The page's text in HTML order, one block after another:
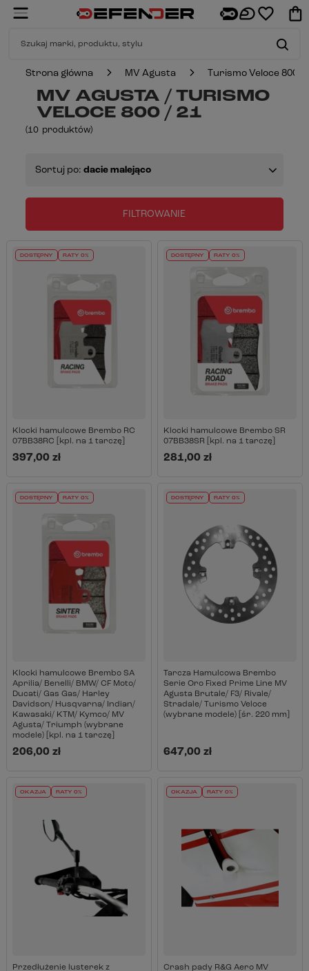
Strona główna MV Agusta Turismo Veloce 800
MV AGUSTA / TURISMO
VELOCE 800 / 21
(10 produktów)
Sortuj po: dacie malejąco
FILTROWANIE
DOSTĘPNY RATY 0%
Klocki hamulcowe Brembo RC
07BB38RC [kpl. na 1 tarczę]
397,00 zł
DOSTĘPNY RATY 0%
Klocki hamulcowe Brembo SR
07BB38SR [kpl. na 1 tarczę]
281,00 zł
DOSTĘPNY RATY 0%
Klocki hamulcowe Brembo SA
Aprilia/ Benelli/ BMW/ CF Moto/
Ducati/ Gas Gas/ Harley
Davidson/ Husqvarna/ Indian/
Kawasaki/ KTM/ Kymco/ MV
Agusta/ Triumph (wybrane
modele) [kpl. na 1 tarczę]
206,00 zł
DOSTĘPNY RATY 0%
Tarcza Hamulcowa Brembo
Serie Oro Fixed Prime Line MV
Agusta Brutale/ F3/ Rivale/
Stradale/ Turismo Veloce
(wybrane modele) [śr. 220 mm]
647,00 zł
OKAZJA RATY 0%
Przedłużenie lusterek z
OKAZJA RATY 0%
Crash pady R&G Aero MV